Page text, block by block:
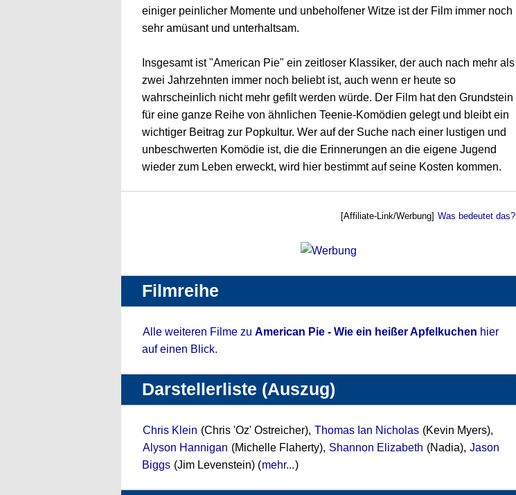
einiger peinlicher Momente und unbeholfener Witze ist der Film immer noch
sehr amüsant und unterhaltsam.
Insgesamt ist "American Pie" ein zeitloser Klassiker, der auch nach mehr als
zwei Jahrzehnten immer noch beliebt ist, auch wenn er heute so
wahrscheinlich nicht mehr gefilt werden würde. Der Film hat den Grundstein
für eine ganze Reihe von ähnlichen Teenie-Komödien gelegt und bleibt ein
wichtiger Beitrag zur Popkultur. Wer auf der Suche nach einer lustigen und
unbeschwerten Komödie ist, die die Erinnerungen an die eigene Jugend
wieder zum Leben erweckt, wird hier bestimmt auf seine Kosten kommen.
[Affiliate-Link/Werbung] Was bedeutet das?
Filmreihe
Alle weiteren Filme zu American Pie - Wie ein heißer Apfelkuchen hier
auf einen Blick.
Darstellerliste (Auszug)
Chris Klein (Chris 'Oz' Ostreicher), Thomas Ian Nicholas (Kevin Myers),
Alyson Hannigan (Michelle Flaherty), Shannon Elizabeth (Nadia), Jason
Biggs (Jim Levenstein) (mehr...)